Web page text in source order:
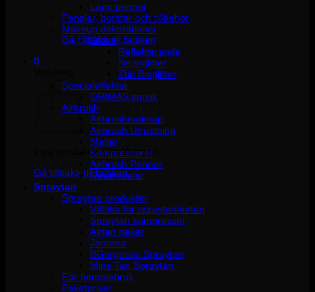
Inga produkter i varukorgen.
Gå tillbaka till butiken
0
Inga produkter i varukorgen.
Gå tillbaka till butiken
Läpp pennor
Penslar, borstar och tillbehör
Makeup dekorationer
Glitter
Reflekterande
Neonglitter
Ztirl Bioglitter
Specialeffekter
GRIMAS smink
Airbrush
Airbrushmakeup
Airbrush Utrustning
Mallar
Kompressorer
Airbrush Pennor
Reservdelar
Spraytan
Spraytan produkter
Vätska för spraytan/airtan
Spraytan kompressor
Airtan paket
Jantana
BGorgeous Spraytan
Mine Tan Spraytan
För hemmabruk
Paketpriser